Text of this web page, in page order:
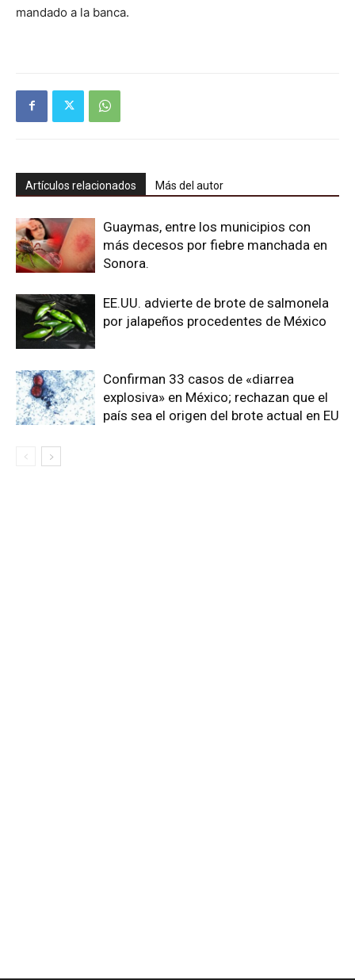
mandado a la banca.
Artículos relacionados Más del autor
Guaymas, entre los municipios con
más decesos por fiebre manchada en
Sonora.
EE.UU. advierte de brote de salmonela
por jalapeños procedentes de México
Confirman 33 casos de «diarrea
explosiva» en México; rechazan que el
país sea el origen del brote actual en EU